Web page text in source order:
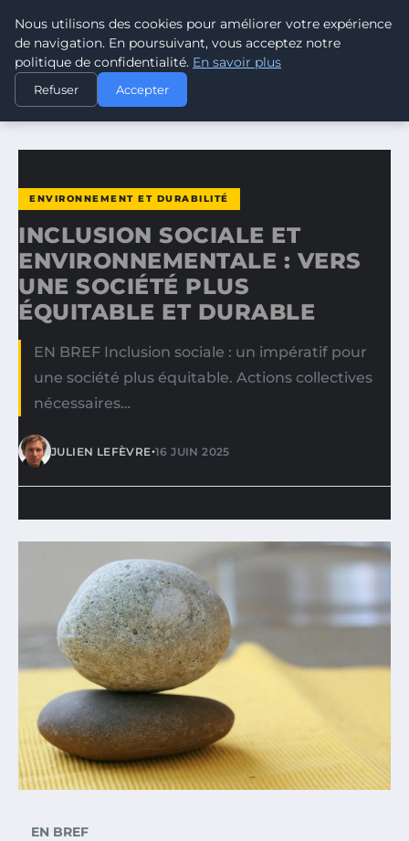
CLIMATE RESPONSE BLOG
ACCUEIL
ENVIRONNEMENT ET DURABILITÉ
INCLUSION SOCIALE ET ENVIRONNEMENTALE : VERS UNE…
ENVIRONNEMENT ET DURABILITÉ
INCLUSION SOCIALE ET
ENVIRONNEMENTALE : VERS
UNE SOCIÉTÉ PLUS
ÉQUITABLE ET DURABLE
EN BREF Inclusion sociale : un impératif pour
une société plus équitable. Actions collectives
nécessaires…
JULIEN LEFÈVRE•16 JUIN 2025
EN BREF
Nous utilisons des cookies pour améliorer votre expérience
de navigation. En poursuivant, vous acceptez notre
politique de confidentialité. En savoir plus
Refuser Accepter